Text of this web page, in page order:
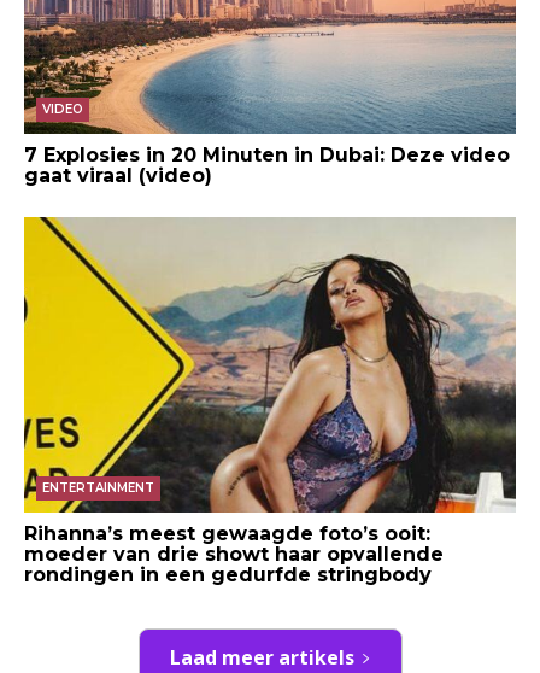
VIDEO
7 Explosies in 20 Minuten in Dubai: Deze video
gaat viraal (video)
ENTERTAINMENT
Rihanna’s meest gewaagde foto’s ooit:
moeder van drie showt haar opvallende
rondingen in een gedurfde stringbody
Laad meer artikels